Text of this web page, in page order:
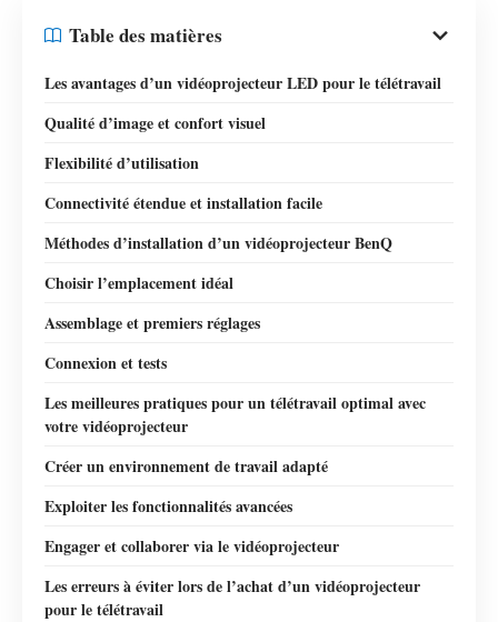
Table des matières
Les avantages d’un vidéoprojecteur LED pour le télétravail
Qualité d’image et confort visuel
Flexibilité d’utilisation
Connectivité étendue et installation facile
Méthodes d’installation d’un vidéoprojecteur BenQ
Choisir l’emplacement idéal
Assemblage et premiers réglages
Connexion et tests
Les meilleures pratiques pour un télétravail optimal avec
votre vidéoprojecteur
Créer un environnement de travail adapté
Exploiter les fonctionnalités avancées
Engager et collaborer via le vidéoprojecteur
Les erreurs à éviter lors de l’achat d’un vidéoprojecteur
pour le télétravail